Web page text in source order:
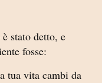
stato detto, e
fosse:
tua vita cambi da